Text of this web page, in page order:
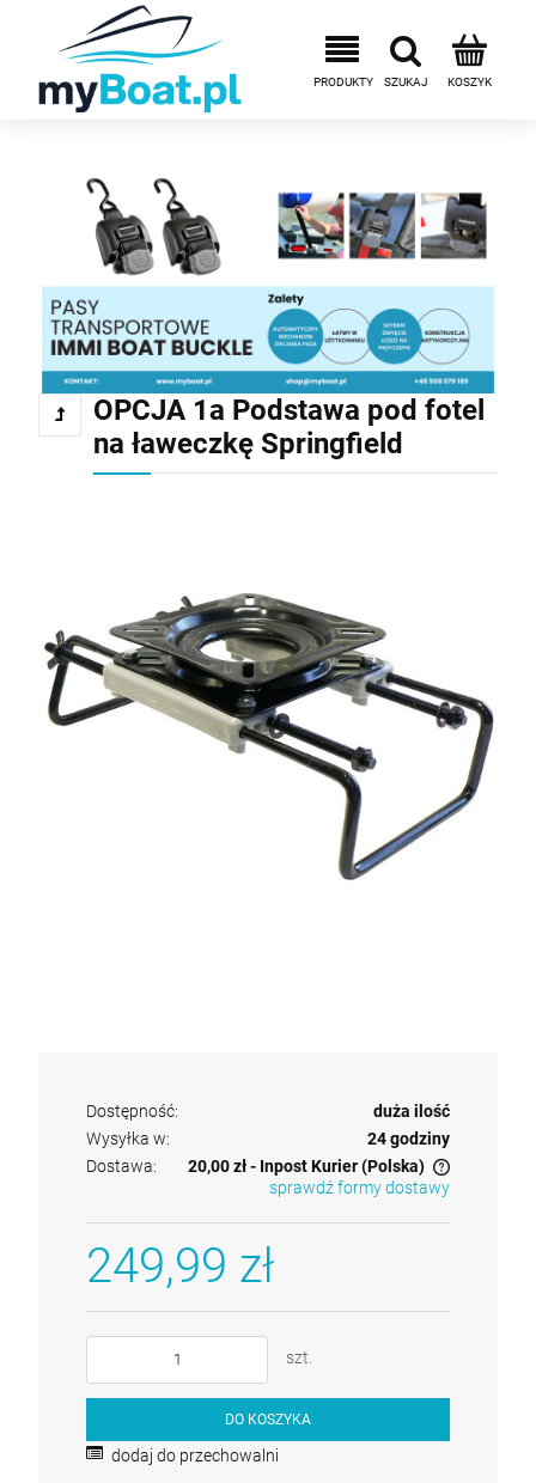
OPCJA 1a Podstawa pod fotel
na ławeczkę Springfield
Dostępność:
duża ilość
Wysyłka w:
24 godziny
Dostawa:
20,00 zł- Inpost Kurier(Polska)
Cena nie zawiera ewentualnych kosztów płatności
sprawdź formy dostawy
249,99 zł
szt.
DO KOSZYKA
dodaj do przechowalni